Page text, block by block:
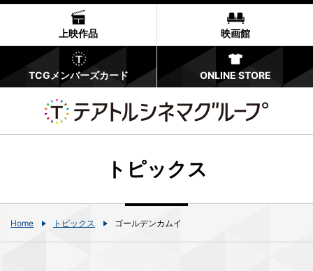
上映作品 映画館
TCGメンバーズカード ONLINE STORE
トピックス
Home トピックス ゴールデンカムイ